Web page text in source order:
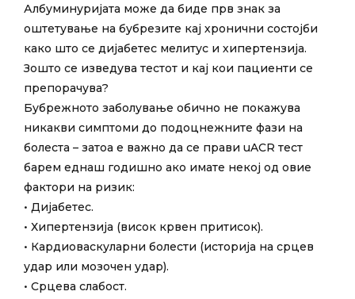
Албуминуријата може да биде прв знак за
оштетување на бубрезите кај хронични состојби
како што се дијабетес мелитус и хипертензија.
Зошто се изведува тестот и кај кои пациенти се
препорачува?
Бубрежното заболување обично не покажува
никакви симптоми до подоцнежните фази на
болеста – затоа е важно да се прави uACR тест
барем еднаш годишно ако имате некој од овие
фактори на ризик:
• Дијабетес.
• Хипертензија (висок крвен притисок).
• Кардиоваскуларни болести (историја на срцев
удар или мозочен удар).
• Срцева слабост.